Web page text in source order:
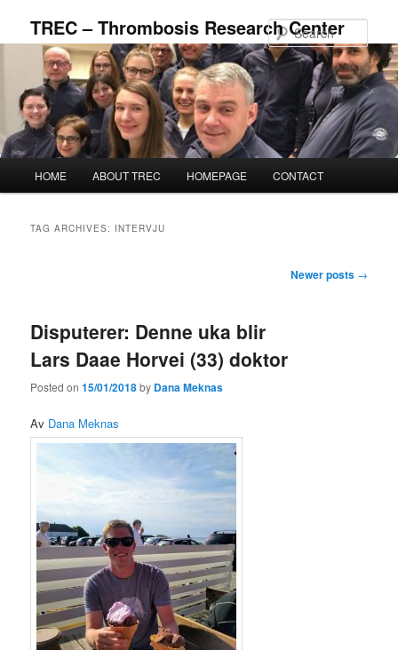
primary
secondary
TREC – Thrombosis Research Center
HOME ABOUT TREC HOMEPAGE CONTACT
TAG ARCHIVES: INTERVJU
Newer posts →
Disputerer: Denne uka blir
Lars Daae Horvei (33) doktor
Posted on15/01/2018by Dana Meknas
Av Dana Meknas